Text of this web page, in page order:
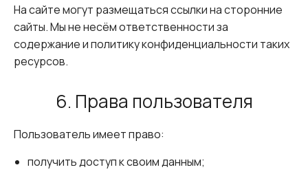
На сайте могут размещаться ссылки на сторонние
сайты. Мы не несём ответственности за
содержание и политику конфиденциальности таких
ресурсов.
6. Права пользователя
Пользователь имеет право:
получить доступ к своим данным;